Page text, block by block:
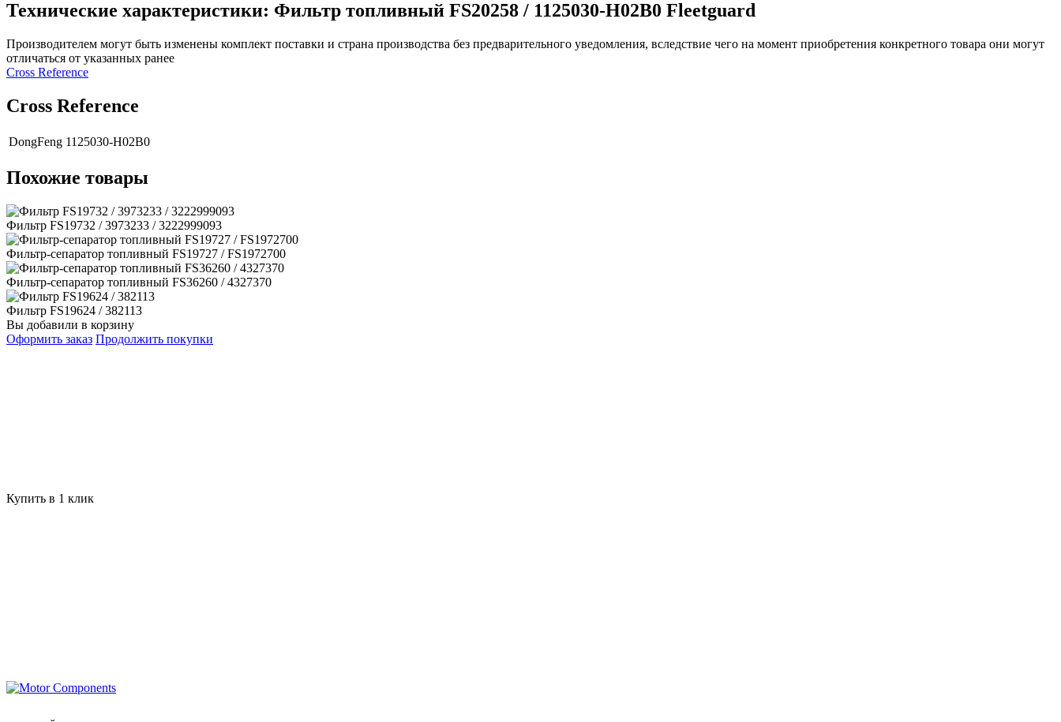
Технические характеристики: Фильтр топливный FS20258 / 1125030-H02B0 Fleetguard
Производителем могут быть изменены комплект поставки и страна производства без предварительного уведомления, вследствие чего на момент приобретения конкретного товара они могут
отличаться от указанных ранее
Сross Reference
Сross Reference
DongFeng 1125030-H02B0
Похожие товары
Фильтр FS19732 / 3973233 / 3222999093
Фильтр-сепаратор топливный FS19727 / FS1972700
Фильтр-сепаратор топливный FS36260 / 4327370
Фильтр FS19624 / 382113
Вы добавили в корзину
Оформить заказ Продолжить покупки
Купить в 1 клик